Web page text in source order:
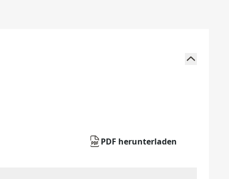
PDF herunterladen